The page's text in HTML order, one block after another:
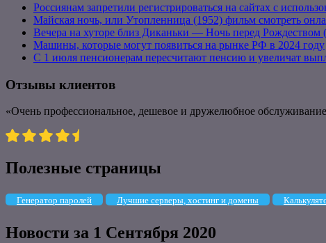
Россиянам запретили регистрироваться на сайтах с
Майская ночь, или Утопленница (1952) фильм смотреть
Вечера на хуторе близ Диканьки — Ночь перед Рождеством
Машины, которые могут появиться на рынке РФ в 2024 году
С 1 июля пенсионерам пересчитают пенсию и увеличат
Отзывы клиентов
«Очень профессиональное, дешевое и дружелюбное
Полезные страницы
Генератор паролей Лучшие серверы, хостинг и домены
Новости за 1 Сентября 2020